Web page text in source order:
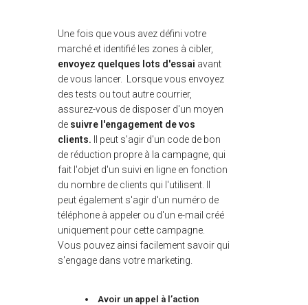
Une fois que vous avez défini votre
marché et identifié les zones à cibler,
envoyez quelques lots d'essai avant
de vous lancer. Lorsque vous envoyez
des tests ou tout autre courrier,
assurez-vous de disposer d'un moyen
de suivre l'engagement de vos
clients. Il peut s'agir d'un code de bon
de réduction propre à la campagne, qui
fait l'objet d'un suivi en ligne en fonction
du nombre de clients qui l'utilisent. Il
peut également s'agir d'un numéro de
téléphone à appeler ou d'un e-mail créé
uniquement pour cette campagne.
Vous pouvez ainsi facilement savoir qui
s'engage dans votre marketing.
Avoir un appel à l’action